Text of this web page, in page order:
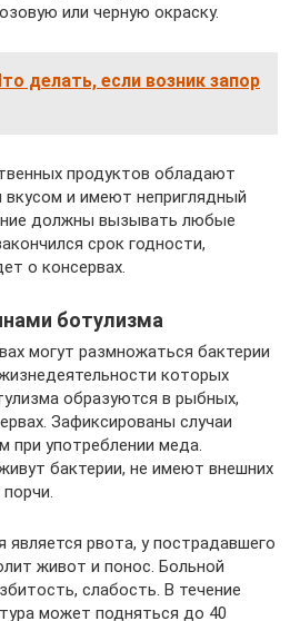
или черную окраску.
делать, если возник запор
продуктов обладают
и имеют неприглядный
должны вызывать любые
срок годности,
о консервах.
ботулизма
могут размножаться бактерии
которых
образуются в рыбных,
Зафиксированы случаи
при употреблении меда.
бактерии, не имеют внешних
является рвота, у пострадавшего
живот и понос. Больной
слабость. В течение
может подняться до 40